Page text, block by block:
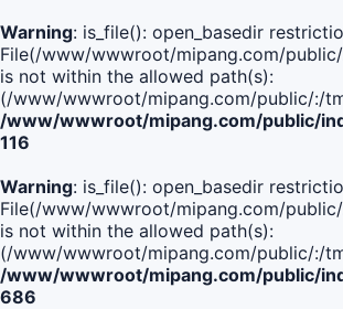
Warning: is_file(): open_basedir
File(/www/wwwroot/mipang.com/
is not within the allowed path(s):
(/www/wwwroot/mipang.com/public/:/
/www/wwwroot/mipang.com/public/
116
Warning: is_file(): open_basedir
File(/www/wwwroot/mipang.com/
is not within the allowed path(s):
(/www/wwwroot/mipang.com/public/:/
/www/wwwroot/mipang.com/public/
686